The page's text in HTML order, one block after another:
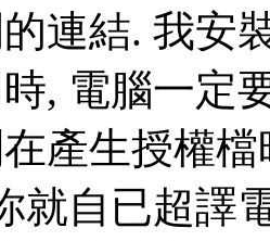
連結. 我安
, 電腦一定
產生授權
就自已超譯